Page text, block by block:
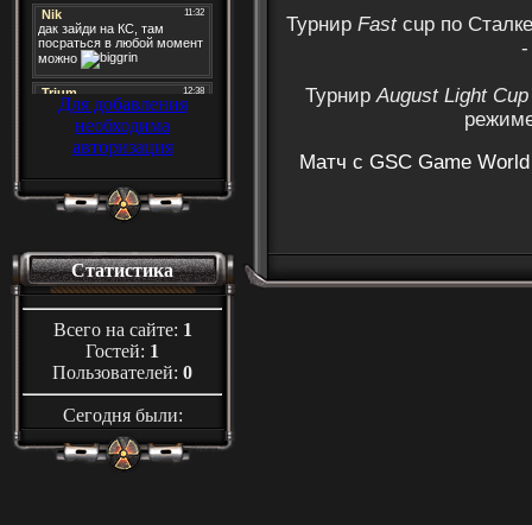
Для добавления
необходима
авторизация
Статистика
Всего на сайте: 1
Гостей: 1
Пользователей: 0
Сегодня были:
Турнир Fastcup по
ТурнирAugust Light Cup
Матч с GSC Game